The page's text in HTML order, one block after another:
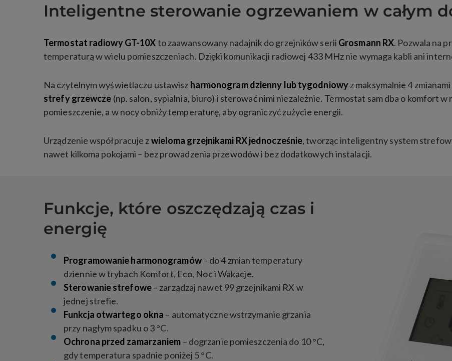
Inteligentne sterowanie ogrzewaniem w całym
Termostat radiowy GT-10Xto zaawansowany nadajnik do grzejników serii Grosmann RX. Pozwala na
temperaturą w wielu pomieszczeniach. Dzięki komunikacji radiowej 433 MHz nie wymaga kabli ani
Na czytelnym wyświetlaczu ustawisz harmonogram dzienny lub tygodniowyz maksymalnie 4
strefy grzewcze (np. salon, sypialnia, biuro) i sterować nimi niezależnie. Termostat sam dba o komfort
pomieszczenie, a w nocy obniży temperaturę, aby ograniczyć zużycie energii.
Urządzenie współpracuje zwieloma grzejnikami RX jednocześnie, tworząc inteligentny system
nawet kilkoma pokojami – bez prowadzenia przewodów i bez dodatkowych instalacji.
Funkcje, które oszczędzają czas i
energię
Programowanie harmonogramów– do 4 zmian temperatury
dziennie w trybach Komfort, Eco, Noc i Wakacje.
Sterowanie strefowe– zarządzaj nawet 99 grzejnikami RX w
jednej strefie.
Funkcja otwartego okna – automatyczne wstrzymanie grzania
przy nagłym spadku o 3 °C.
Ochrona przed zamarzaniem – dogrzanie pomieszczenia do 10 °C,
gdy temperatura spadnie poniżej 5 °C.